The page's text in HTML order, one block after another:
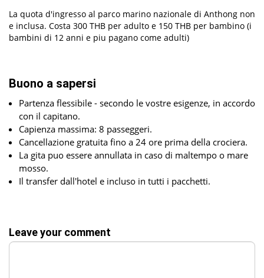
La quota d'ingresso al parco marino nazionale di Anthong non
e inclusa. Costa 300 THB per adulto e 150 THB per bambino (i
bambini di 12 anni e piu pagano come adulti)
Buono a sapersi
Partenza flessibile - secondo le vostre esigenze, in accordo
con il capitano.
Capienza massima: 8 passeggeri.
Cancellazione gratuita fino a 24 ore prima della crociera.
La gita puo essere annullata in caso di maltempo o mare
mosso.
Il transfer dall'hotel e incluso in tutti i pacchetti.
Leave your comment